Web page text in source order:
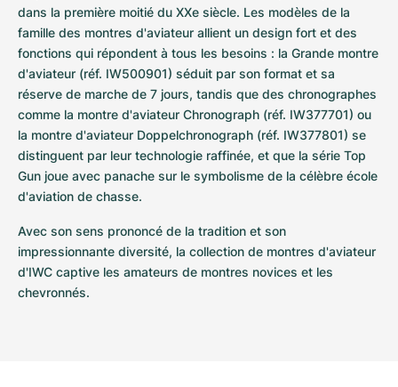
dans la première moitié du XXe siècle. Les modèles de la
famille des montres d'aviateur allient un design fort et des
fonctions qui répondent à tous les besoins : la Grande montre
d'aviateur (réf. IW500901) séduit par son format et sa
réserve de marche de 7 jours, tandis que des chronographes
comme la montre d'aviateur Chronograph (réf. IW377701) ou
la montre d'aviateur Doppelchronograph (réf. IW377801) se
distinguent par leur technologie raffinée, et que la série Top
Gun joue avec panache sur le symbolisme de la célèbre école
d'aviation de chasse.
Avec son sens prononcé de la tradition et son
impressionnante diversité, la collection de montres d'aviateur
d'IWC captive les amateurs de montres novices et les
chevronnés.